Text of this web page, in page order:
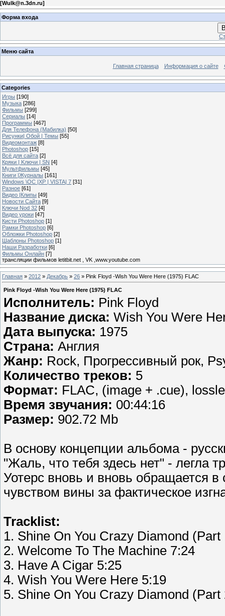
[Wulk@n.3dn.ru]
Форма входа
Меню сайта
Главная страница Информация о сайте
Categories
Игры [190]
Музыка [286]
Фильмы [299]
Сериалы [14]
Программы [467]
Для Телефона (Мабилка) [50]
Рисунки| Обой | Темы [55]
Видеомонтаж [8]
Photoshop [15]
Всё для сайта [2]
Кряки | Kлючи | SN [4]
Мультфильмы [45]
Книги |Журналы [161]
Windows \OC |XP | VISTA| 7 [31]
Разное [61]
Видео |Клипы [49]
Новости Сайта [9]
Ключи Nod 32 [4]
Видео уроки [47]
Кисти Photoshop [1]
Рамки Photoshop [6]
Обложки Photoshop [2]
Шаблоны Photoshop [1]
Наши Разработки [6]
Фильмы Онлайн [7]
трансляции фильмов letitbit.net , VK ,www.youtube.com
Главная » 2012 » Декабрь » 26 » Pink Floyd -Wish You Were Here (1975) FLAC
Pink Floyd -Wish You Were Here (1975) FLAC
Исполнитель: Pink Floyd
Название диска: Wish You Were
Дата выпуска: 1975
Страна: Англия
Жанр: Rock, Прогрессивный рок,
Количество треков: 5
Формат: FLAC, (image + .cue),
Время звучания: 00:44:16
Размер: 902.72 Mb
В основу концепции альбома -
"Жаль, что тебя здесь нет" - легла
Уотерс вновь и вновь обращается
чувством вины за фактическое
Tracklist:
1. Shine On You Crazy Diamond (Part
2. Welcome To The Machine 7:24
3. Have A Cigar 5:25
4. Wish You Were Here 5:19
5. Shine On You Crazy Diamond (Part